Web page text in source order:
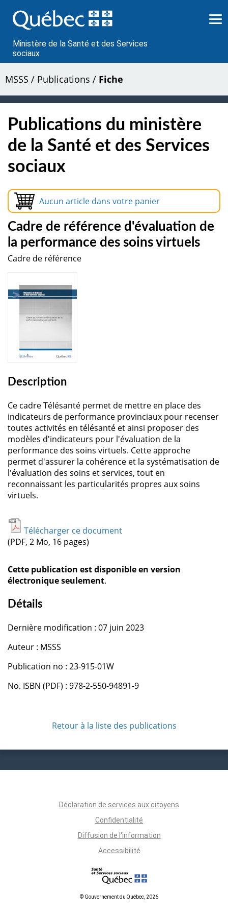
au
contenu
Ministère de la Santé et des Services
sociaux
MSSS / Publications / Fiche
Publications du ministère
de la Santé et des Services
sociaux
Aucun article dans votre panier
Cadre de référence d'évaluation de
la performance des soins virtuels
Cadre de référence
Description
Ce cadre Télésanté permet de mettre en place des
indicateurs de performance provinciaux pour recenser
toutes activités en télésanté et ainsi proposer des
modèles d'indicateurs pour l'évaluation de la
performance des soins virtuels. Cette approche
permet d'assurer la cohérence et la systématisation de
l'évaluation des soins et services, tout en
reconnaissant les particularités propres aux soins
virtuels.
Télécharger ce document
(PDF, 2 Mo, 16 pages)
Cette publication est disponible en version
électronique seulement.
Détails
Dernière modification : 07 juin 2023
Auteur : MSSS
Publication no : 23-915-01W
No. ISBN (PDF) : 978-2-550-94891-9
Retour à la liste des publications
Déclaration de services aux citoyens
Confidentialité
Diffusion de l'information
Accessibilité
© Gouvernement du Québec, 2026